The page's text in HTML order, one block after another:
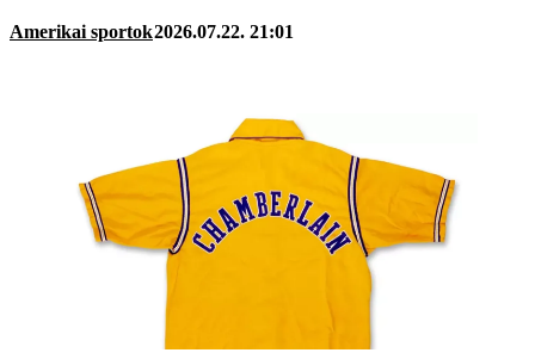
Amerikai sportok2026.07.22. 21:01